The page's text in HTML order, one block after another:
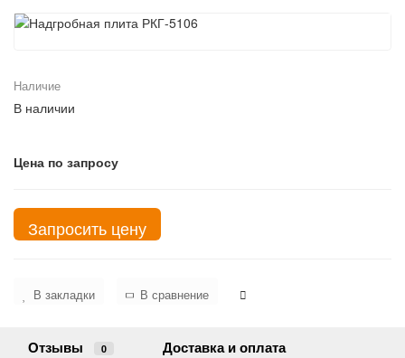
Наличие
В наличии
Цена по запросу
Запросить цену
В закладки В сравнение
Отзывы 0 Доставка и оплата